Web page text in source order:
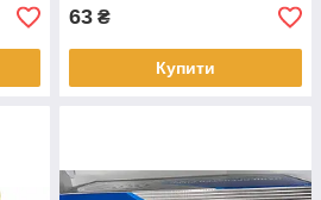
63 ₴
Купити